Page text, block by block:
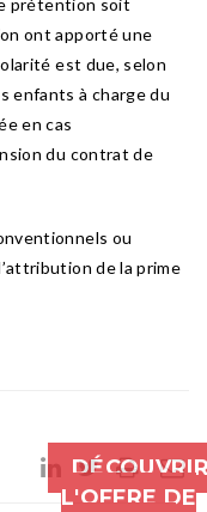
prétention soit
ont apporté une
est due, selon
enfants à charge du
en cas
du contrat de
ou
de la prime
L'OFFRE DE